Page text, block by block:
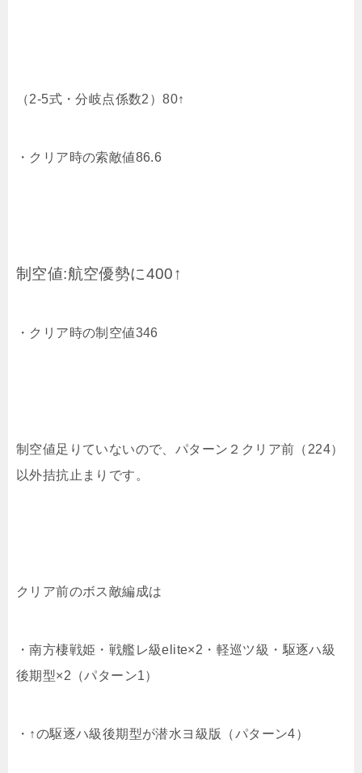
（2-5式・分岐点係数2）80↑
・クリア時の索敵値86.6
制空値:航空優勢に400↑
・クリア時の制空値346
制空値足りていないので、パターン２クリア前（224）
以外拮抗止まりです。
クリア前のボス敵編成は
・南方棲戦姫・戦艦レ級elite×2・軽巡ツ級・駆逐ハ級
後期型×2（パターン1）
・↑の駆逐ハ級後期型が潜水ヨ級版（パターン4）